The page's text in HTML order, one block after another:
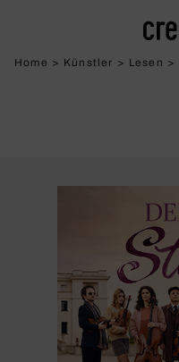
Home > Künstler > Lesen >